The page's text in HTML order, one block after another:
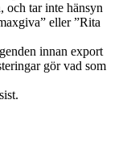
och tar inte hänsyn
eller ”Rita
innan export
gör vad som